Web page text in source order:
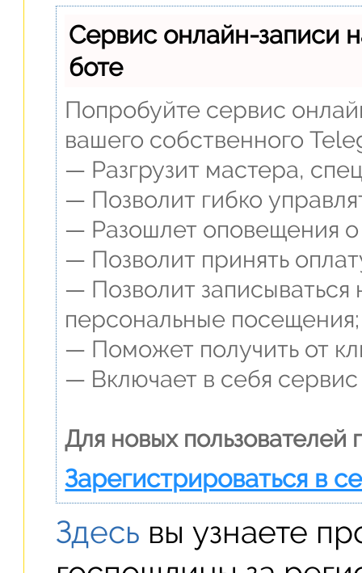
Сервис онлайн-записи
боте
Попробуйте сервис
вашего собственного
— Разгрузит мастера,
— Позволит гибко
— Разошлет оповещения о
— Позволит принять
— Позволит записываться
персональные посещения;
— Поможет получить от
— Включает в себя сервис
Для новых
Зарегистрироваться в
Здесь вы узнаете